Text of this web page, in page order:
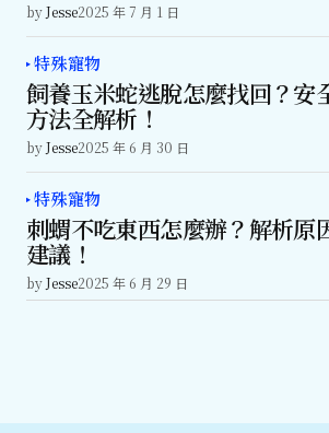
byJesse2025 年 7 月 1 日
特殊寵物
飼養玉米蛇逃脫怎麼找回？安
方法全解析！
byJesse2025 年 6 月 30 日
特殊寵物
刺蝟不吃東西怎麼辦？解析原
建議！
byJesse2025 年 6 月 29 日